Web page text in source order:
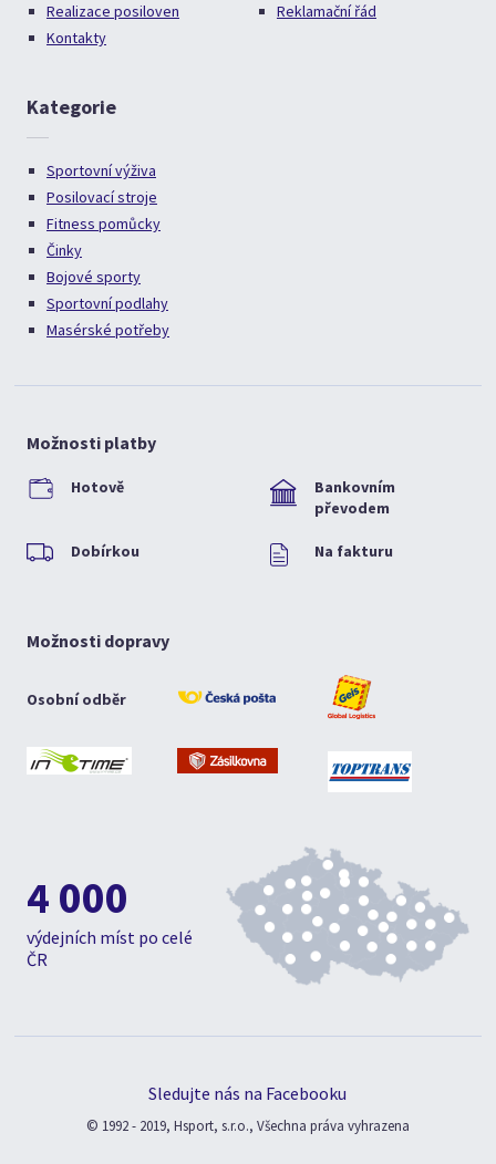
Realizace posiloven
Kontakty
Reklamační řád
Kategorie
Sportovní výživa
Posilovací stroje
Fitness pomůcky
Činky
Bojové sporty
Sportovní podlahy
Masérské potřeby
Možnosti platby
Hotově
Bankovním
převodem
Dobírkou Na fakturu
Možnosti dopravy
Osobní odběr
4 000
výdejních míst po celé
ČR
Sledujte nás na Facebooku
© 1992 - 2019, Hsport, s.r.o., Všechna práva vyhrazena